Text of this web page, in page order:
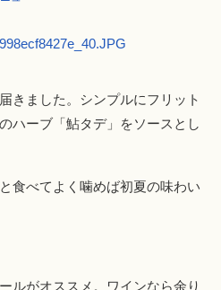
きました。シンプルにフリット
ハーブ「鮎タデ」をソースとし
食べてよく噛めば初夏の味わい
ルがオススメ。ワインなら余り